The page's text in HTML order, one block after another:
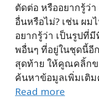
ตัดต่อ หรืออยากรู้ว่
อื่นหรือไม่? เช่น ผม
อยากรู้ว่า เป็นรูปที่
พอื่นๆ ที่อยู่ในชุดนี้อี
สุดท้าย ให้คูณคลิ้ก
ค้นหาข้อมูลเพิ่มเติม
Read more